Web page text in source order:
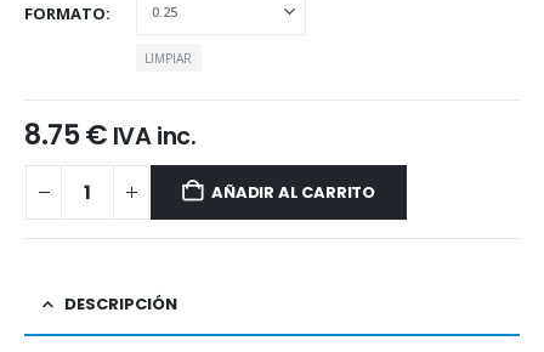
FORMATO
LIMPIAR
8.75€ IVA inc.
AÑADIR AL CARRITO
DESCRIPCIÓN